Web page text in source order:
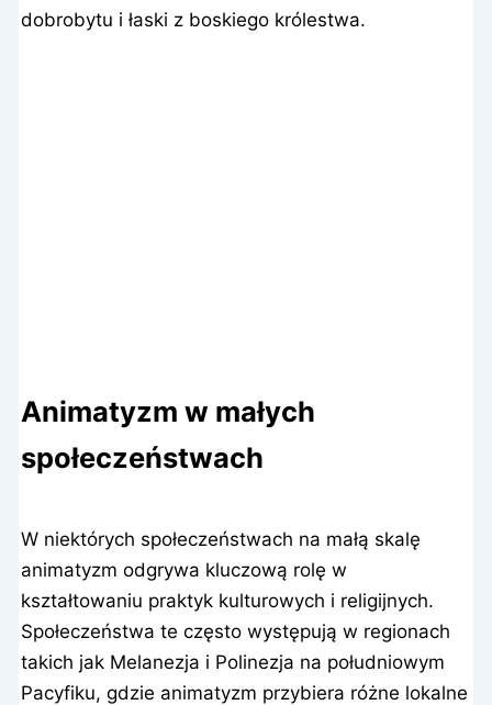
dobrobytu i łaski z boskiego królestwa.
Animatyzm w małych
społeczeństwach
W niektórych społeczeństwach na małą skalę
animatyzm odgrywa kluczową rolę w
kształtowaniu praktyk kulturowych i religijnych.
Społeczeństwa te często występują w regionach
takich jak Melanezja i Polinezja na południowym
Pacyfiku, gdzie animatyzm przybiera różne lokalne